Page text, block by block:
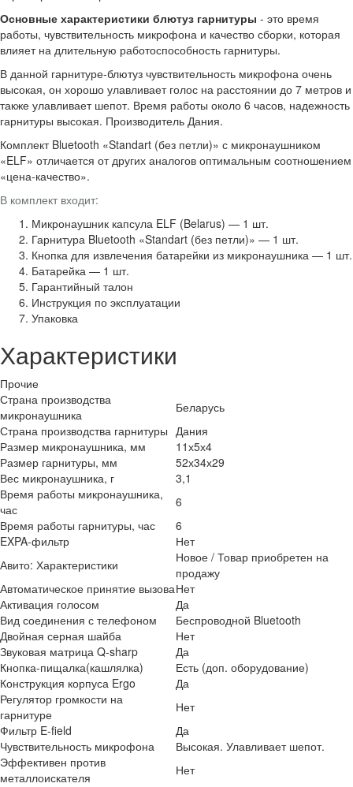
Основные характеристики блютуз гарнитуры - это время
работы, чувствительность микрофона и качество сборки, которая
влияет на длительную работоспособность гарнитуры.
В данной гарнитуре-блютуз чувствительность микрофона очень
высокая, он хорошо улавливает голос на расстоянии до 7 метров и
также улавливает шепот. Время работы около 6 часов, надежность
гарнитуры высокая. Производитель Дания.
Комплект Bluetooth «Standart (без петли)» с микронаушником
«ELF» отличается от других аналогов оптимальным соотношением
«цена-качество».
В комплект входит:
Микронаушник капсула ELF (Belarus) — 1 шт.
Гарнитура Bluetooth «Standart (без петли)» — 1 шт.
Кнопка для извлечения батарейки из микронаушника — 1 шт.
Батарейка — 1 шт.
Гарантийный талон
Инструкция по эксплуатации
Упаковка
Характеристики
Прочие
Страна производства
микронаушника
Беларусь
Страна производства гарнитуры Дания
Размер микронаушника, мм
11х5х4
Размер гарнитуры, мм
52х34х29
Вес микронаушника, г
3,1
Время работы микронаушника,
час
6
Время работы гарнитуры, час
6
EXPA-фильтр
Нет
Авито: Характеристики
Новое / Товар приобретен на
продажу
Автоматическое принятие вызоваНет
Активация голосом
Да
Вид соединения с телефоном
Беспроводной Bluetooth
Двойная серная шайба
Нет
Звуковая матрица Q-sharp
Да
Кнопка-пищалка(кашлялка)
Есть (доп. оборудование)
Конструкция корпуса Ergo
Да
Регулятор громкости на
гарнитуре
Нет
Фильтр E-field
Да
Чувствительность микрофона
Высокая. Улавливает шепот.
Эффективен против
металлоискателя
Нет